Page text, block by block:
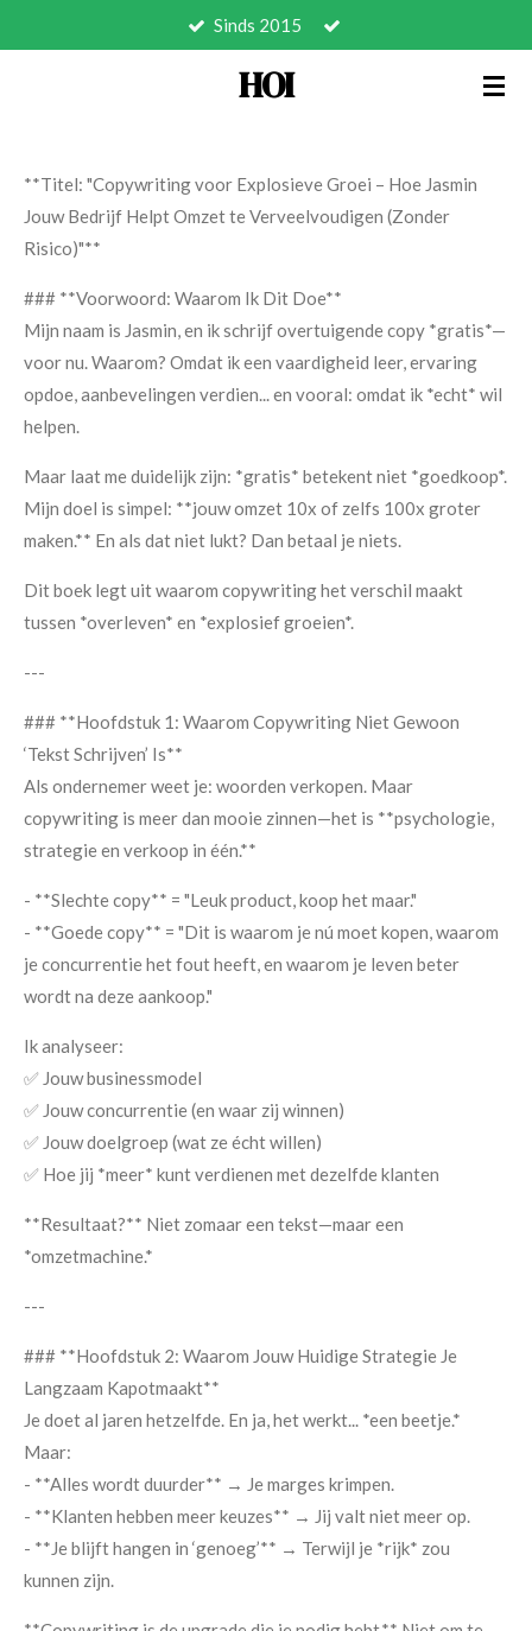
HOI
Sinds 2015
**Titel: "Copywriting voor Explosieve Groei – Hoe Jasmin
Jouw Bedrijf Helpt Omzet te Verveelvoudigen (Zonder
Risico)"**
### **Voorwoord: Waarom Ik Dit Doe**
Mijn naam is Jasmin, en ik schrijf overtuigende copy *gratis*—
voor nu. Waarom? Omdat ik een vaardigheid leer, ervaring
opdoe, aanbevelingen verdien... en vooral: omdat ik *echt* wil
helpen.
Maar laat me duidelijk zijn: *gratis* betekent niet *goedkoop*.
Mijn doel is simpel: **jouw omzet 10x of zelfs 100x groter
maken.** En als dat niet lukt? Dan betaal je niets.
Dit boek legt uit waarom copywriting het verschil maakt
tussen *overleven* en *explosief groeien*.
---
### **Hoofdstuk 1: Waarom Copywriting Niet Gewoon
‘Tekst Schrijven’ Is**
Als ondernemer weet je: woorden verkopen. Maar
copywriting is meer dan mooie zinnen—het is **psychologie,
strategie en verkoop in één.**
- **Slechte copy** = "Leuk product, koop het maar."
- **Goede copy** = "Dit is waarom je nú moet kopen, waarom
je concurrentie het fout heeft, en waarom je leven beter
wordt na deze aankoop."
Ik analyseer:
✅ Jouw businessmodel
✅ Jouw concurrentie (en waar zij winnen)
✅ Jouw doelgroep (wat ze écht willen)
✅ Hoe jij *meer* kunt verdienen met dezelfde klanten
**Resultaat?** Niet zomaar een tekst—maar een
*omzetmachine.*
---
### **Hoofdstuk 2: Waarom Jouw Huidige Strategie Je
Langzaam Kapotmaakt**
Je doet al jaren hetzelfde. En ja, het werkt... *een beetje.*
Maar:
- **Alles wordt duurder** → Je marges krimpen.
- **Klanten hebben meer keuzes** → Jij valt niet meer op.
- **Je blijft hangen in ‘genoeg’** → Terwijl je *rijk* zou
kunnen zijn.